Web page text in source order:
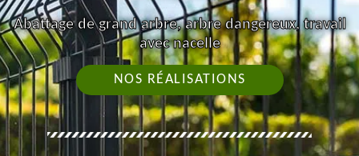
Abattage de grand arbre, arbre dangereux, travail
avec nacelle
NOS RÉALISATIONS